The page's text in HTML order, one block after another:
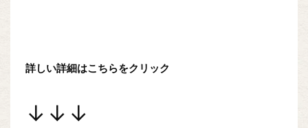
詳しい詳細はこちらをクリック
↓↓↓